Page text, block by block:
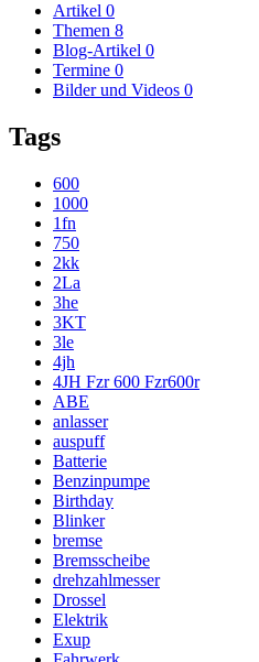
Artikel 0
Themen 8
Blog-Artikel 0
Termine 0
Bilder und Videos 0
Tags
600
1000
1fn
750
2kk
2La
3he
3KT
3le
4jh
4JH Fzr 600 Fzr600r
ABE
anlasser
auspuff
Batterie
Benzinpumpe
Birthday
Blinker
bremse
Bremsscheibe
drehzahlmesser
Drossel
Elektrik
Exup